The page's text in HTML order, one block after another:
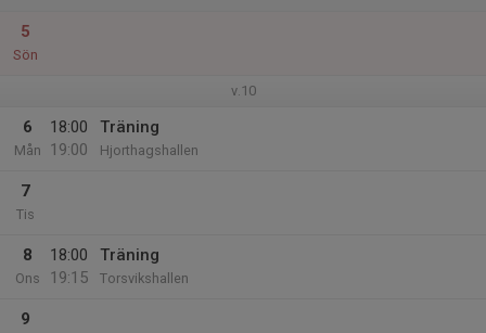
5
Sön
v.10
6
Mån
18:00
19:00
Träning
Hjorthagshallen
7
Tis
8
Ons
18:00
19:15
Träning
Torsvikshallen
9